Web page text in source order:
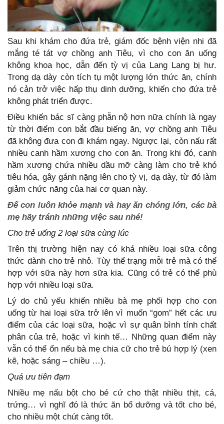
Sau khi khám cho đứa trẻ, giám đốc bệnh viện nhi đã
mắng té tát vợ chồng anh Tiêu, vì cho con ăn uống
không khoa học, dẫn đến tỳ vị của Lang Lang bị hư.
Trong dạ dày còn tích tụ một lượng lớn thức ăn, chính
nó cản trở việc hấp thụ dinh dưỡng, khiến cho đứa trẻ
không phát triển được.
Điều khiến bác sĩ càng phẫn nộ hơn nữa chính là ngay
từ thời điểm con bắt đầu biếng ăn, vợ chồng anh Tiêu
đã không đưa con đi khám ngay. Ngược lại, còn nấu rất
nhiều canh hầm xương cho con ăn. Trong khi đó, canh
hầm xương chứa nhiều dầu mỡ càng làm cho trẻ khó
tiêu hóa, gây gánh nặng lên cho tỳ vị, dạ dày, từ đó làm
giảm chức năng của hai cơ quan này.
Để con luôn khỏe mạnh và hay ăn chóng lớn, các bà
mẹ hãy tránh những việc sau nhé!
Cho trẻ uống 2 loại sữa cùng lúc
Trên thị trường hiện nay có khá nhiều loại sữa công
thức dành cho trẻ nhỏ. Tùy thể trạng mỗi trẻ mà có thể
hợp với sữa này hơn sữa kia. Cũng có trẻ có thể phù
hợp với nhiều loại sữa.
Lý do chủ yếu khiến nhiều bà mẹ phối hợp cho con
uống từ hai loại sữa trở lên vì muốn “gom” hết các ưu
điểm của các loại sữa, hoặc vì sự quân bình tính chất
phân của trẻ, hoặc vì kinh tế… Những quan điểm này
vẫn có thể ổn nếu bà mẹ chia cữ cho trẻ bú hợp lý (xen
kẽ, hoặc sáng – chiều …).
Quá ưu tiên đạm
Nhiều mẹ nấu bột cho bé cứ cho thật nhiều thịt, cá,
trứng… vì nghĩ đó là thức ăn bổ dưỡng và tốt cho bé,
cho nhiều một chút càng tốt.